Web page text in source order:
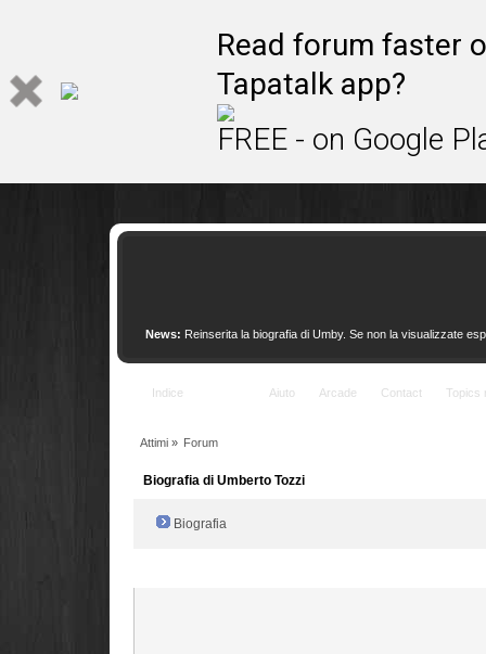
Read forum faster
Tapatalk app?
FREE - on Google
News: Reinserita la biografia di Umby. Se non la visualizzate
Indice Aiuto Arcade Contact Topics
Attimi» Forum
Biografia di Umberto Tozzi
Biografia